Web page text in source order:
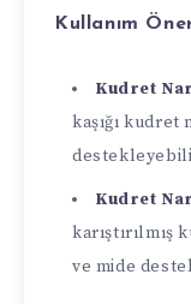
Kullanım
Kudret
kaşığı kudret
Kudret
karıştırılmış
ve mide